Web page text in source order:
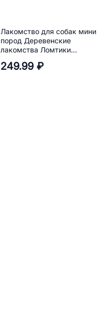
Лакомство для собак мини
пород Деревенские
лакомства Ломтики
249.99 ₽